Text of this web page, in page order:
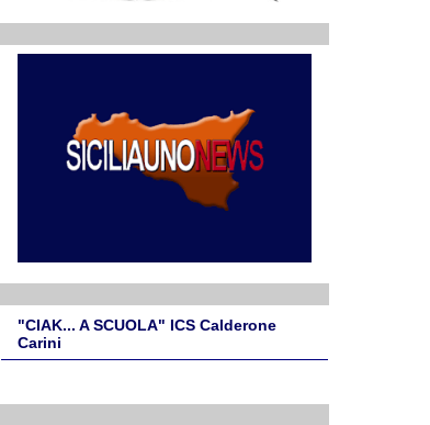
"CIAK... A SCUOLA" ICS Calderone
Carini